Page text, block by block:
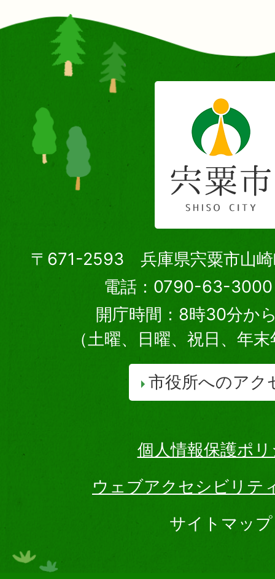
〒671-2593 兵庫県宍粟市山崎
電話：0790-63-3000
開庁時間：8時30分か
（土曜、日曜、祝日、年
市役所へのアク
個人情報保護ポ
ウェブアクセシビリテ
サイトマップ